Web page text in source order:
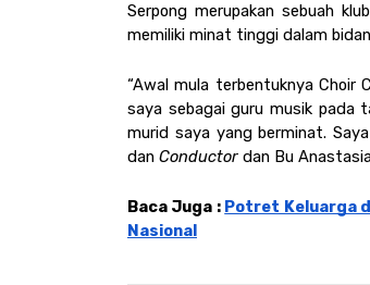
Serpong merupakan sebuah
memiliki minat tinggi dalam
“Awal mula terbentuknya Choir
saya sebagai guru musik pada
murid saya yang berminat.
dan Conductor dan Bu
Baca Juga : Potret Keluarga
Nasional